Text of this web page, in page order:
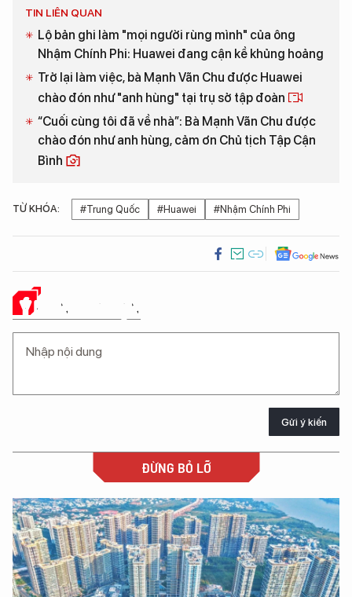
TIN LIÊN QUAN
Lộ bản ghi làm "mọi người rùng mình" của ông
Nhậm Chính Phi: Huawei đang cận kề khủng hoảng
Trở lại làm việc, bà Mạnh Vãn Chu được Huawei
chào đón như "anh hùng" tại trụ sở tập đoàn
“Cuối cùng tôi đã về nhà”: Bà Mạnh Vãn Chu được
chào đón như anh hùng, cảm ơn Chủ tịch Tập Cận
Bình
TỪ KHÓA: #Trung Quốc #Huawei #Nhậm Chính Phi
Ý KIẾN CỦA BẠN
Gửi ý kiến
ĐỪNG BỎ LỠ